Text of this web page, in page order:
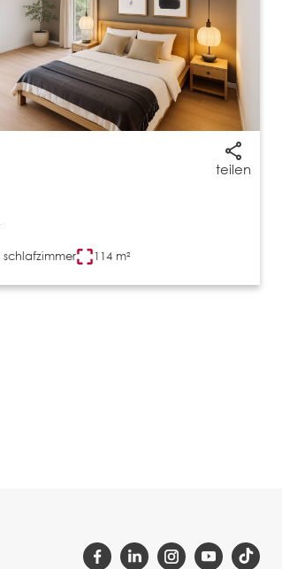
teilen
schlafzimmer 114 m²